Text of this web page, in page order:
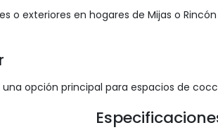
o exteriores en hogares de Mijas o
opción principal para espacios de